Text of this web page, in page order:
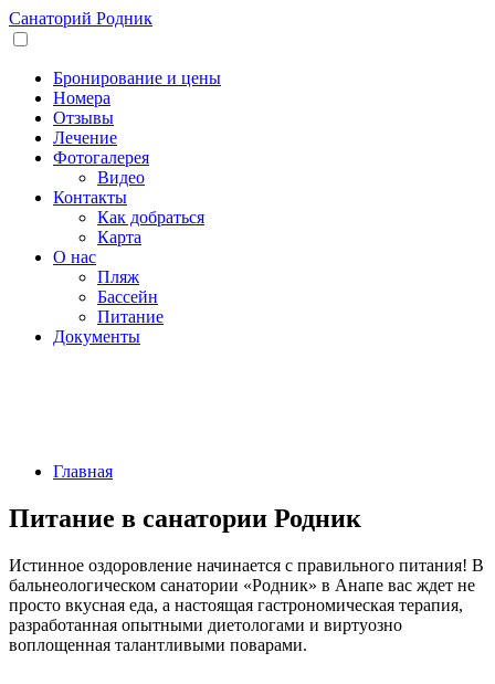
Санаторий Родник
Бронирование и цены
Номера
Отзывы
Лечение
Фотогалерея
Видео
Контакты
Как добраться
Карта
О нас
Пляж
Бассейн
Питание
Документы
Главная
Питание в санатории Родник
Истинное оздоровление начинается с правильного питания! В
бальнеологическом санатории «Родник» в Анапе вас ждет не
просто вкусная еда, а настоящая гастрономическая терапия,
разработанная опытными диетологами и виртуозно
воплощенная талантливыми поварами.